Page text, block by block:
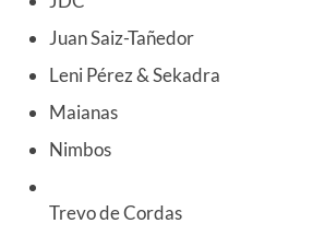
Juan Saiz-Tañedor
Leni Pérez & Sekadra
Maianas
Nimbos
Trevo de Cordas